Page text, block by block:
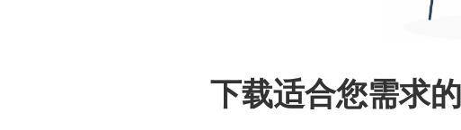
下载适合您需求